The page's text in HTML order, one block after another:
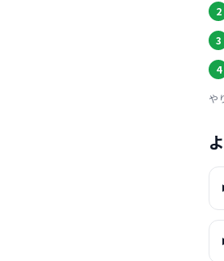
2
3
4
や